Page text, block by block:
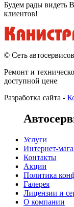
Будем рады видеть
клиентов!
© Cеть
Ремонт и
доступной цене
Разработка сайта -
Услуги
Интернет-
Контакты
Акции
Политика
Галерея
Лицензии и
О компании